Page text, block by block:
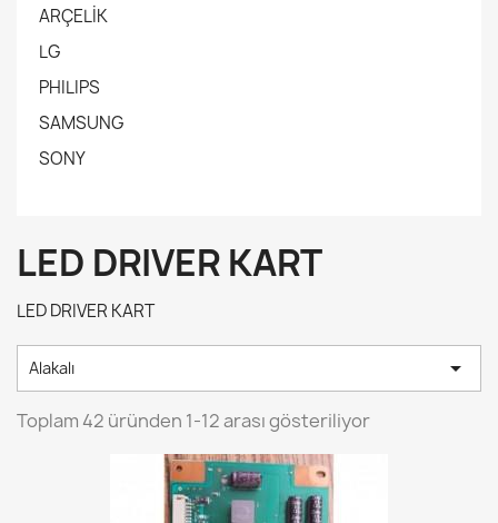
ARÇELİK
LG
PHILIPS
SAMSUNG
SONY
LED DRIVER KART
LED DRIVER KART
Alakalı 
Toplam 42 üründen 1-12 arası gösteriliyor